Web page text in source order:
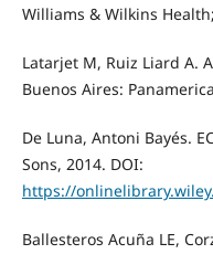
Williams & Wilkins
Latarjet M, Ruiz Liard A.
Buenos Aires:
De Luna, Antoni Bayés.
Sons, 2014. DOI:
https://
Ballesteros Acuña LE,